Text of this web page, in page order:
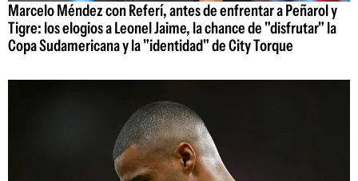
Marcelo Méndez con Referí, antes de enfrentar a Peñarol y
Tigre: los elogios a Leonel Jaime, la chance de "disfrutar" la
Copa Sudamericana y la "identidad" de City Torque